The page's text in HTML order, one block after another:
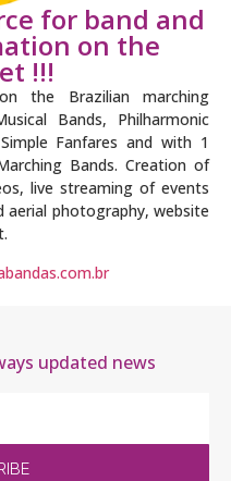
for band and
on the
!!!
the Brazilian marching
Bands, Philharmonic
Fanfares and with 1
Bands. Creation of
live streaming of events
photography, website
updated news